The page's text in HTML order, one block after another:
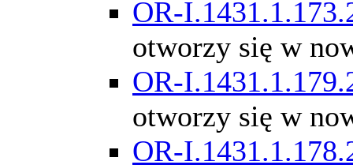
OR-
otworzy się w
OR-
otworzy się w
OR-